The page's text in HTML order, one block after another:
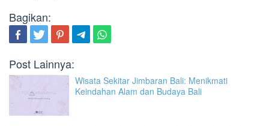
Bagikan:
Post Lainnya:
Wisata Sekitar Jimbaran Bali: Menikmati
Keindahan Alam dan Budaya Bali